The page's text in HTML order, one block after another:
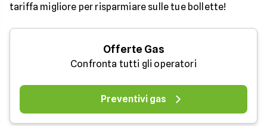
tariffa migliore per risparmiare sulle tue bollette!
Offerte Gas
Confronta tutti gli operatori
Preventivi gas